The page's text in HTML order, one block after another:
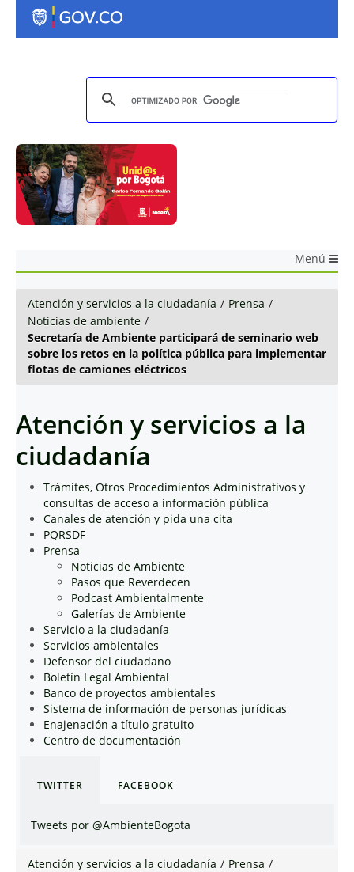
Menú
Atención y servicios a la ciudadanía / Prensa /
Noticias de ambiente /
Secretaría de Ambiente participará de seminario web
sobre los retos en la política pública para implementar
flotas de camiones eléctricos
Atención y servicios a la
ciudadanía
Trámites, Otros Procedimientos Administrativos y
consultas de acceso a información pública
Canales de atención y pida una cita
PQRSDF
Prensa
Noticias de Ambiente
Pasos que Reverdecen
Podcast Ambientalmente
Galerías de Ambiente
Servicio a la ciudadanía
Servicios ambientales
Defensor del ciudadano
Boletín Legal Ambiental
Banco de proyectos ambientales
Sistema de información de personas jurídicas
Enajenación a título gratuito
Centro de documentación
TWITTER FACEBOOK
Tweets por @AmbienteBogota
Atención y servicios a la ciudadanía / Prensa /